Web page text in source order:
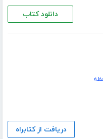
دانلود کتاب
دریافت از کتابراه